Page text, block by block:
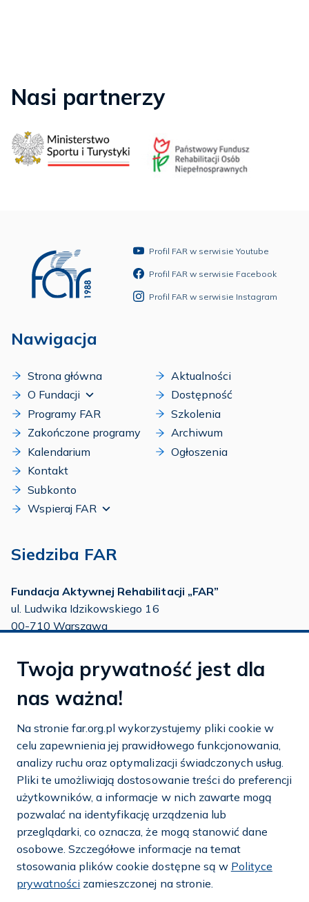
Nasi partnerzy
Profil FAR w serwisie Youtube
Profil FAR w serwisie Facebook
Profil FAR w serwisie Instagram
Nawigacja
Strona główna
O Fundacji
Programy FAR
Zakończone programy
Kalendarium
Kontakt
Subkonto
Wspieraj FAR
Aktualności
Dostępność
Szkolenia
Archiwum
Ogłoszenia
Siedziba FAR
Fundacja Aktywnej Rehabilitacji „FAR”
ul. Ludwika Idzikowskiego 16
00-710 Warszawa
tel.:22 651 88 03
22 858 26 39
tel.:22 642 22 91
e-mail:info@far.org.pl
Polityka prywatności i cookies
Mapa strony
Dostosuj cookies
Twoja prywatność jest dla
nas ważna!
Na stronie far.org.pl wykorzystujemy pliki cookie w
celu zapewnienia jej prawidłowego funkcjonowania,
analizy ruchu oraz optymalizacji świadczonych usług.
Pliki te umożliwiają dostosowanie treści do preferencji
użytkowników, a informacje w nich zawarte mogą
pozwalać na identyfikację urządzenia lub
przeglądarki, co oznacza, że mogą stanowić dane
osobowe. Szczegółowe informacje na temat
stosowania plików cookie dostępne są w Polityce
prywatności zamieszczonej na stronie.